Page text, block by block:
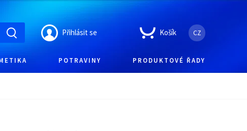
Přihlásit se Košík CZ
POTRAVINY PRODUKTOVÉ ŘADY